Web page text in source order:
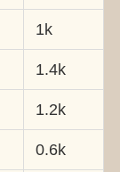
1k
1.4k
1.2k
0.6k